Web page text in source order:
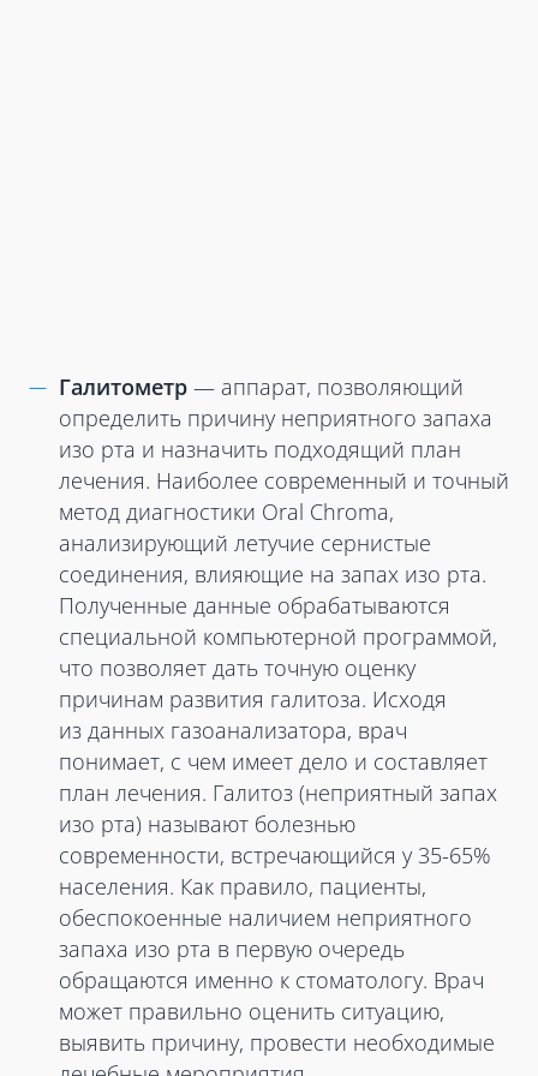
Галитометр — аппарат, позволяющий
определить причину неприятного запаха
изо рта и назначить подходящий план
лечения. Наиболее современный и точный
метод диагностики Oral Chroma,
анализирующий летучие сернистые
соединения, влияющие на запах изо рта.
Полученные данные обрабатываются
специальной компьютерной программой,
что позволяет дать точную оценку
причинам развития галитоза. Исходя
из данных газоанализатора, врач
понимает, с чем имеет дело и составляет
план лечения. Галитоз (неприятный запах
изо рта) называют болезнью
современности, встречающийся у 35-65%
населения. Как правило, пациенты,
обеспокоенные наличием неприятного
запаха изо рта в первую очередь
обращаются именно к стоматологу. Врач
может правильно оценить ситуацию,
выявить причину, провести необходимые